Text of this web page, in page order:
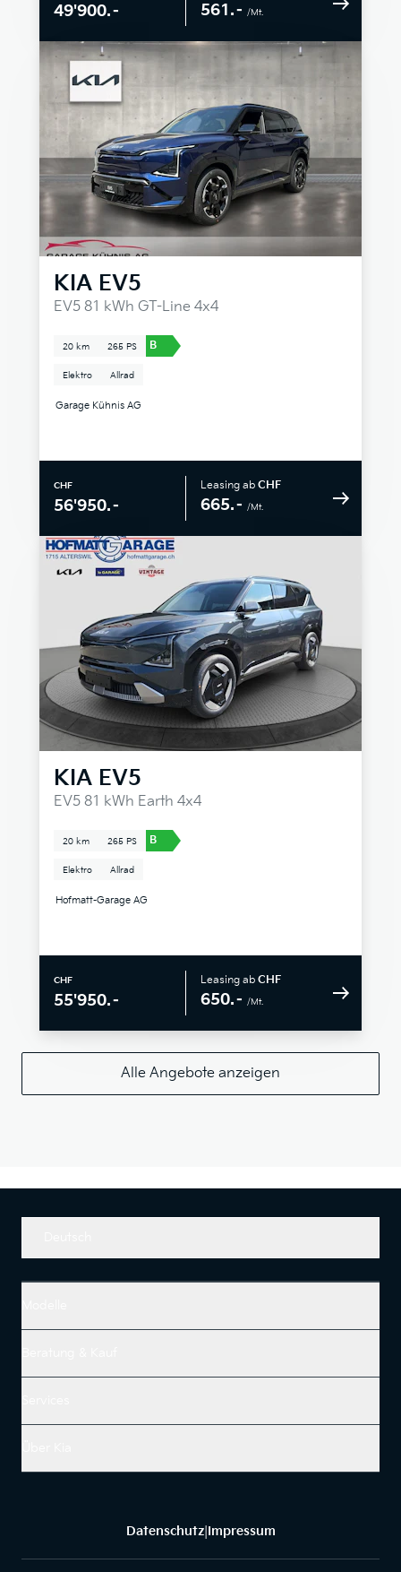
49'900.– 561.– /Mt.
KIA EV5
EV5 81 kWh GT-Line 4x4
20 km 265 PS B
Elektro Allrad
Garage Kühnis AG
CHF
56'950.–
Leasing ab CHF
665.– /Mt.
KIA EV5
EV5 81 kWh Earth 4x4
20 km 265 PS B
Elektro Allrad
Hofmatt-Garage AG
CHF
55'950.–
Leasing ab CHF
650.– /Mt.
Alle Angebote anzeigen
Datenschutz| Impressum